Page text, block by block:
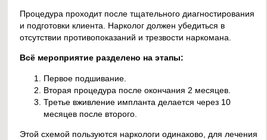
Процедура проходит после тщательного диагностирования
и подготовки клиента. Нарколог должен убедиться в
отсутствии противопоказаний и трезвости наркомана.
Всё мероприятие разделено на этапы:
Первое подшивание.
Вторая процедура после окончания 2 месяцев.
Третье вживление импланта делается через 10
месяцев после второго.
Этой схемой пользуются наркологи одинаково, для лечения